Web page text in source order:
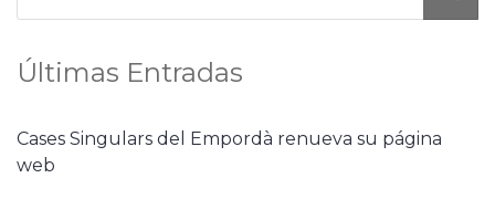
Últimas Entradas
Cases Singulars del Empordà renueva su página
web